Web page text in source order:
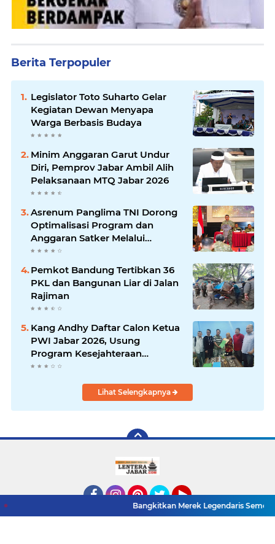
Berita Terpopuler
Legislator Toto Suharto Gelar
Kegiatan Dewan Menyapa
Warga Berbasis Budaya
Minim Anggaran Garut Undur
Diri, Pemprov Jabar Ambil Alih
Pelaksanaan MTQ Jabar 2026
Asrenum Panglima TNI Dorong
Optimalisasi Program dan
Anggaran Satker Melalui
Evaluasi Kinerja
Pemkot Bandung Tertibkan 36
PKL dan Bangunan Liar di Jalan
Rajiman
Kang Andhy Daftar Calon Ketua
PWI Jabar 2026, Usung
Program Kesejahteraan
Wartawan hingga Peluang Kerja
Lihat Selengkapnya
InstagramPinterest
TwitterYouTube
Bangkitkan Merek Legendaris Semen Kujang, SIG